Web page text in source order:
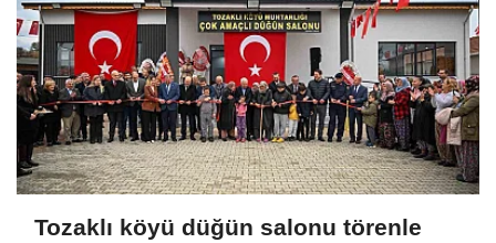
Tozaklı köyü düğün salonu törenle